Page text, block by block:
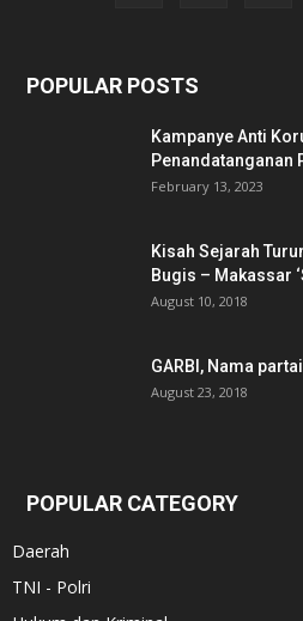
POPULAR POSTS
Kampanye Anti
Penandatanganan
February 13, 2023
Kisah Sejarah
Bugis – Makassar
August 10, 2018
GARBI, Nama
August 23, 2018
POPULAR CATEGORY
Daerah
TNI - Polri